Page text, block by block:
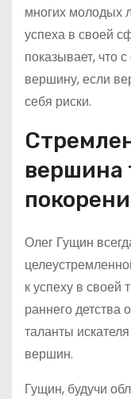
многих молодых
успеха в своей
показывает, что
вершину, если
себя риски.
вершина
Олег Гущин
к успеху в своей
раннего
таланты
вершин.
Гущин, будучи